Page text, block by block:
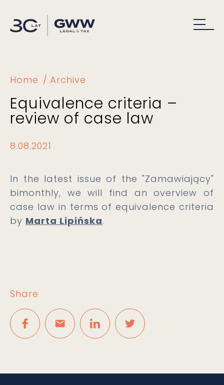
Home Archive
Equivalence criteria –
review of case law
8.08.2021
In the latest issue of the "Zamawiający"
bimonthly, we will find an overview of
case law in terms of equivalence criteria
by Marta Lipińska.
Share